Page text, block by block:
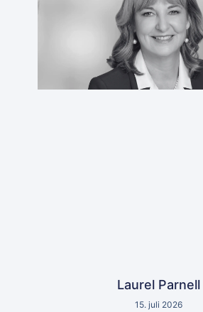
Laurel Parnell
15. juli 2026